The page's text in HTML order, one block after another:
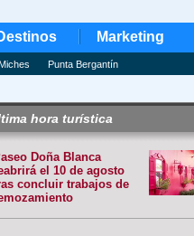
Marketing
Punta Bergantín
hora turística
Doña Blanca
el 10 de agosto
concluir trabajos de